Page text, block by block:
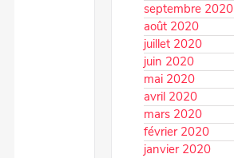
septembre 2020
août 2020
juillet 2020
juin 2020
mai 2020
avril 2020
mars 2020
février 2020
janvier 2020